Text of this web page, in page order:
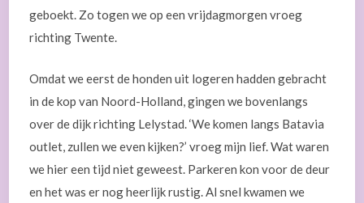
geboekt. Zo togen we op een vrijdagmorgen vroeg
richting Twente.
Omdat we eerst de honden uit logeren hadden gebracht
in de kop van Noord-Holland, gingen we bovenlangs
over de dijk richting Lelystad. ‘We komen langs Batavia
outlet, zullen we even kijken?’ vroeg mijn lief. Wat waren
we hier een tijd niet geweest. Parkeren kon voor de deur
en het was er nog heerlijk rustig. Al snel kwamen we